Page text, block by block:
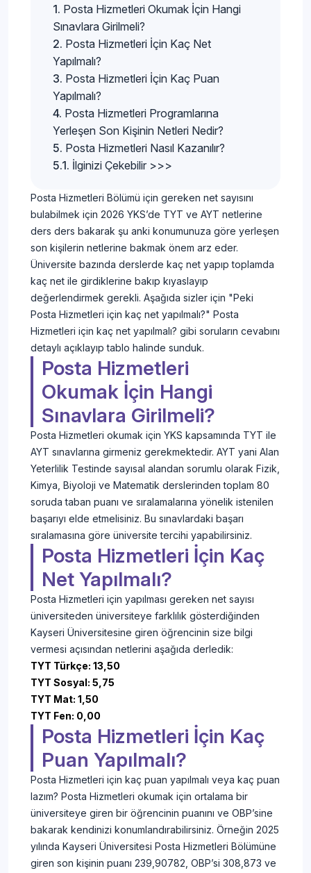
Posta Hizmetleri Okumak İçin Hangi
Sınavlara Girilmeli?
Posta Hizmetleri İçin Kaç Net
Yapılmalı?
Posta Hizmetleri İçin Kaç Puan
Yapılmalı?
Posta Hizmetleri Programlarına
Yerleşen Son Kişinin Netleri Nedir?
Posta Hizmetleri Nasıl Kazanılır?
İlginizi Çekebilir >>>
Posta Hizmetleri Bölümü için gereken net sayısını
bulabilmek için 2026 YKS’de TYT ve AYT netlerine
ders ders bakarak şu anki konumunuza göre yerleşen
son kişilerin netlerine bakmak önem arz eder.
Üniversite bazında derslerde kaç net yapıp toplamda
kaç net ile girdiklerine bakıp kıyaslayıp
değerlendirmek gerekli. Aşağıda sizler için "Peki
Posta Hizmetleri için kaç net yapılmalı?" Posta
Hizmetleri için kaç net yapılmalı? gibi soruların cevabını
detaylı açıklayıp tablo halinde sunduk.
Posta Hizmetleri
Okumak İçin Hangi
Sınavlara Girilmeli?
Posta Hizmetleri okumak için YKS kapsamında TYT ile
AYT sınavlarına girmeniz gerekmektedir. AYT yani Alan
Yeterlilik Testinde sayısal alandan sorumlu olarak Fizik,
Kimya, Biyoloji ve Matematik derslerinden toplam 80
soruda taban puanı ve sıralamalarına yönelik istenilen
başarıyı elde etmelisiniz. Bu sınavlardaki başarı
sıralamasına göre üniversite tercihi yapabilirsiniz.
Posta Hizmetleri İçin Kaç
Net Yapılmalı?
Posta Hizmetleri için yapılması gereken net sayısı
üniversiteden üniversiteye farklılık gösterdiğinden
Kayseri Üniversitesine giren öğrencinin size bilgi
vermesi açısından netlerini aşağıda derledik:
TYT Türkçe: 13,50
TYT Sosyal: 5,75
TYT Mat: 1,50
TYT Fen: 0,00
Posta Hizmetleri İçin Kaç
Puan Yapılmalı?
Posta Hizmetleri için kaç puan yapılmalı veya kaç puan
lazım? Posta Hizmetleri okumak için ortalama bir
üniversiteye giren bir öğrencinin puanını ve OBP’sine
bakarak kendinizi konumlandırabilirsiniz. Örneğin 2025
yılında Kayseri Üniversitesi Posta Hizmetleri Bölümüne
giren son kişinin puanı 239,90782, OBP’si 308,873 ve